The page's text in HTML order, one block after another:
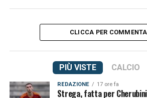
CLICCA PER
PIÙ VISTE CALCIO
REDAZIONE 17 ore fa
Strega, fatta per